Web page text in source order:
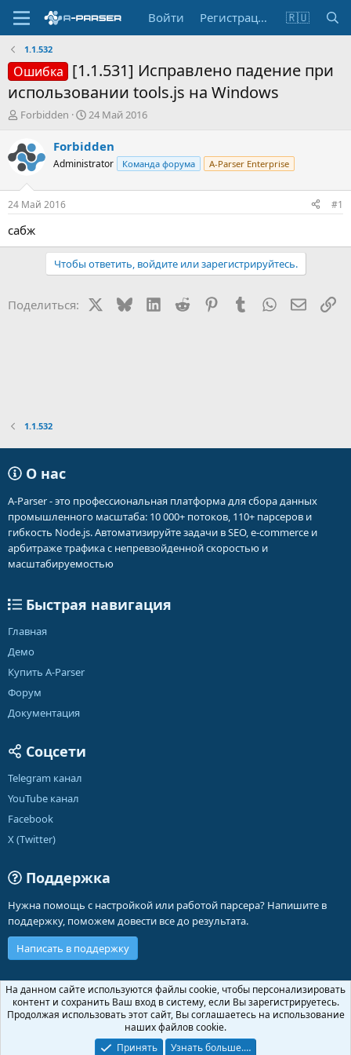
Войти Регистрация 🇷🇺
1.1.532
Ошибка [1.1.531] Исправлено падение при
использовании tools.js на Windows
А
т
о
р
т
е
м
ы
Forbidden
Д
т
н
а
24 Май 2016
Forbidden
Administrator Команда форума A-Parser Enterprise
24 Май 2016 #1
сабж
Чтобы ответить, войдите или зарегистрируйтесь.
Поделиться: BlueskyLinkedIn
Reddit PinterestTumblr WhatsApp
1.1.532
О нас
A-Parser - это профессиональная платформа для сбора данных
промышленного масштаба: 10 000+ потоков, 110+ парсеров и
гибкость Node.js. Автоматизируйте задачи в SEO, e-commerce и
арбитраже трафика с непревзойденной скоростью и
масштабируемостью
Быстрая навигация
Главная
Демо
Купить A-Parser
Форум
Документация
Соцсети
Telegram канал
YouTube канал
Facebook
X (Twitter)
Поддержка
Нужна помощь с настройкой или работой парсера? Напишите в
поддержку, поможем довести все до результата.
Написать в поддержку
Russian (RU)
Обратная связь
Условия и правила
Политика конфиденциальности
Помощь
Community platform by XenForo ® © 2010-2026 XenForo Ltd.
На данном сайте используются файлы cookie, чтобы персонализировать
контент и сохранить Ваш вход в систему, если Вы зарегистрируетесь.
Продолжая использовать этот сайт, Вы соглашаетесь на использование
наших файлов cookie.
Принять
Узнать больше.…